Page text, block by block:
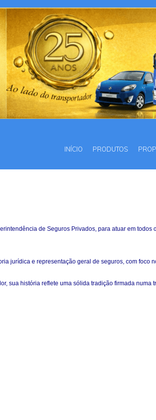
INÍCIO PRODUTOS
de Seguros Privados, para atuar em
jurídica e representação geral de seguros, com foco
sua história reflete uma sólida tradição firmada